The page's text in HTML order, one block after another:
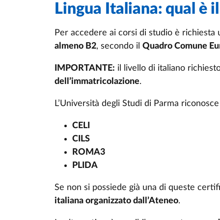
Lingua Italiana: qual è
Per accedere ai corsi di studio è richiesta
almeno B2, secondo il Quadro Comune
IMPORTANTE: il livello di italiano
dell’immatricolazione.
L’Università degli Studi di Parma
CELI
CILS
ROMA3
PLIDA
Se non si possiede già una di queste
italiana organizzato dall’Ateneo.